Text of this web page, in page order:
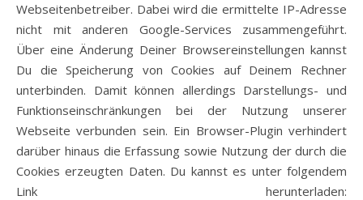
Webseitenbetreiber. Dabei wird die ermittelte IP-Adresse
nicht mit anderen Google-Services zusammengeführt.
Über eine Änderung Deiner Browsereinstellungen kannst
Du die Speicherung von Cookies auf Deinem Rechner
unterbinden. Damit können allerdings Darstellungs- und
Funktionseinschränkungen bei der Nutzung unserer
Webseite verbunden sein. Ein Browser-Plugin verhindert
darüber hinaus die Erfassung sowie Nutzung der durch die
Cookies erzeugten Daten. Du kannst es unter folgendem
Link herunterladen: